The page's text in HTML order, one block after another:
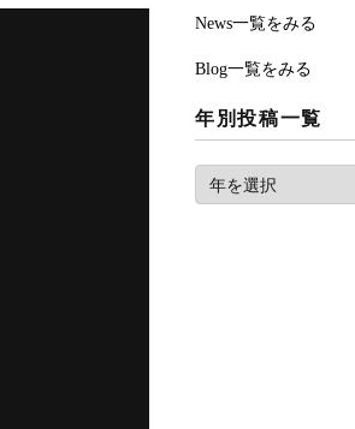
News一覧をみる
Blog一覧をみる
年別投稿一覧